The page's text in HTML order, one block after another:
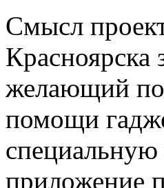
Смысл
Красноярска
желающий
помощи
приложение